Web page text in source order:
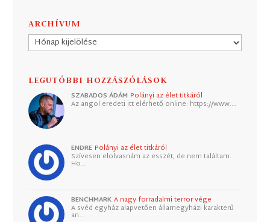
ARCHÍVUM
Archívum
LEGUTÓBBI HOZZÁSZÓLÁSOK
SZABADOS ÁDÁM Polányi az élet titkáról
Az angol eredeti itt elérhető online: https://www.…
ENDRE Polányi az élet titkáról
Szívesen elolvasnám az esszét, de nem találtam.
Ho…
BENCHMARK A nagy forradalmi terror vége
A svéd egyház alapvetően államegyházi karakterű
an…